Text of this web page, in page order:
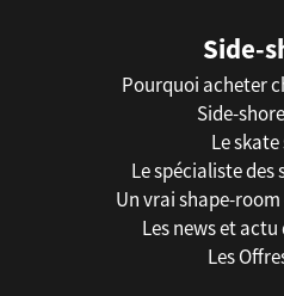
Side-
Pourquoi acheter
Side-
Le
Le spécialiste des
Un vrai shape-
Les news et
Les